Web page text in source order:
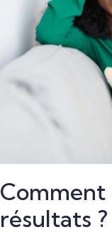
Comment
résultats ?